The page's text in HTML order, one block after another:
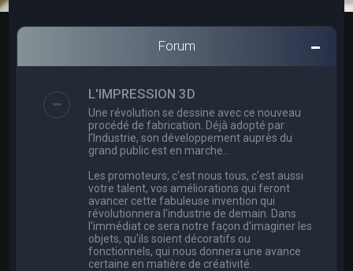
c
Forum
L'IMPRESSION 3D
Une révolution se dessine avec ce nouveau
procédé de fabrication. Déjà adopté par
l’Industrie, son développement auprès du
grand public est en marche…
Les promoteurs, c'est nous tous, c'est aussi
votre talent, vos améliorations qui feront
avancer cette fabuleuse invention qui
révolutionnera l'industrie de demain. Dans
l'immédiat ce sera notre façon d'imaginer les
objets, qu'ils soient décoratifs ou
fonctionnels, qui nous donnera une avance
certaine en matière de créativité.